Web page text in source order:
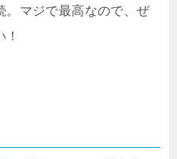
。マジで最高なので、ぜ